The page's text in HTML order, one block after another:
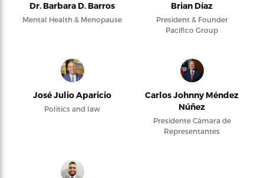
Dr. Barbara D. Barros
Mental Health & Menopause
Brian Díaz
President & Founder
Pacifico Group
José Julio Aparicio
Politics and law
Carlos Johnny Méndez
Núñez
Presidente Cámara de
Representantes